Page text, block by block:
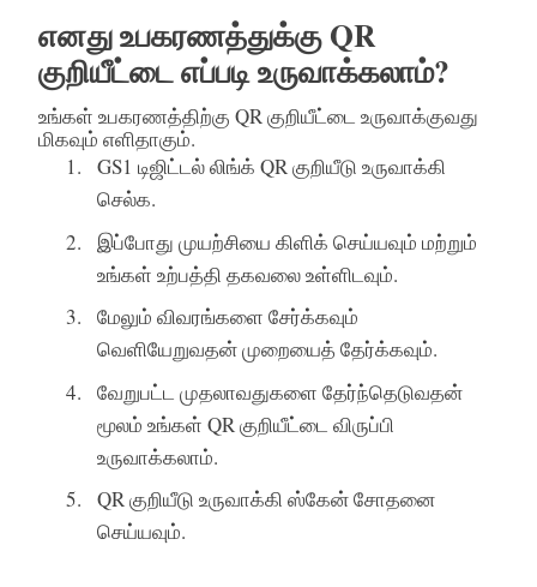
எனது உபகரணத்துக்கு QR
குறியீட்டை எப்படி உருவாக்கலாம்?
உங்கள் உபகரணத்திற்கு QR குறியீட்டை உருவாக்குவது
மிகவும் எளிதாகும்.
GS1 டிஜிட்டல் லிங்க் QR குறியீடு உருவாக்கி
செல்க.
இப்போது முயற்சியை கிளிக் செய்யவும் மற்றும்
உங்கள் உற்பத்தி தகவலை உள்ளிடவும்.
மேலும் விவரங்களை சேர்க்கவும்
வெளியேறுவதன் முறையைத் தேர்க்கவும்.
வேறுபட்ட முதலாவதுகளை தேர்ந்தெடுவதன்
மூலம் உங்கள் QR குறியீட்டை விருப்பி
உருவாக்கலாம்.
QR குறியீடு உருவாக்கி ஸ்கேன் சோதனை
செய்யவும்.